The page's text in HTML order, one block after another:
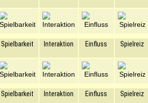
Spielbarkeit Interaktion Einfluss Spielreiz
Spielbarkeit Interaktion Einfluss Spielreiz